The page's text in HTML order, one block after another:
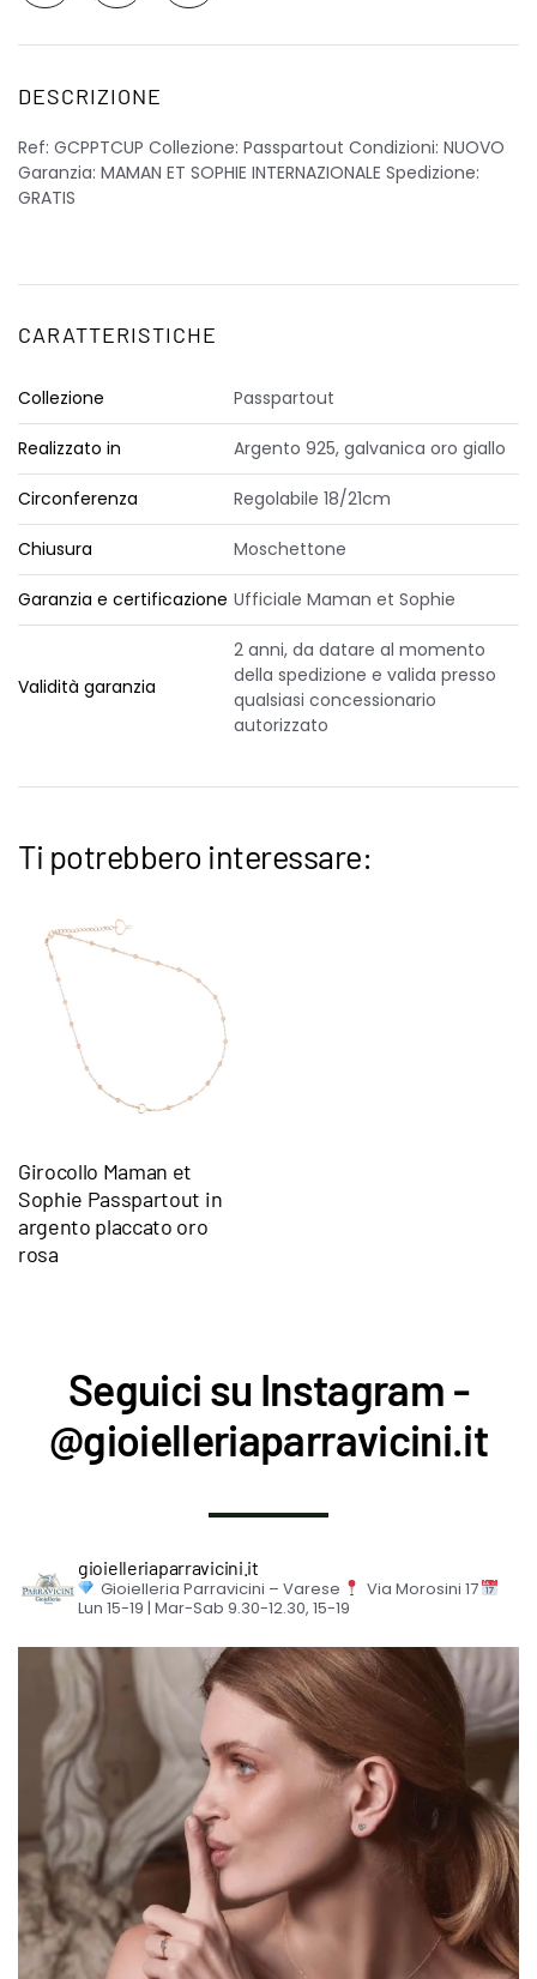
DESCRIZIONE
Ref: GCPPTCUP Collezione: Passpartout Condizioni: NUOVO
Garanzia: MAMAN ET SOPHIE INTERNAZIONALE Spedizione:
GRATIS
CARATTERISTICHE
Collezione Passpartout
Realizzato in Argento 925, galvanica oro giallo
Circonferenza Regolabile 18/21cm
Chiusura Moschettone
Garanzia e certificazione Ufficiale Maman et Sophie
Validità garanzia
2 anni, da datare al momento
della spedizione e valida presso
qualsiasi concessionario
autorizzato
Ti potrebbero interessare:
Girocollo Maman et
Sophie Passpartout in
argento placcato oro
rosa
Seguici su Instagram -
@gioielleriaparravicini.it
gioielleriaparravicini.it
Gioielleria Parravicini – Varese
Via Morosini 17
Lun 15-19 | Mar-Sab 9.30-12.30, 15-19